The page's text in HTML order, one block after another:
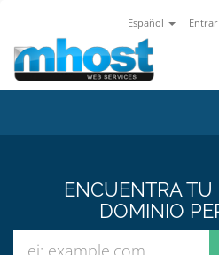
Español Entrar
ENCUENTRA
DOMINIO